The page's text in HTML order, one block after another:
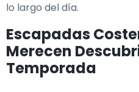
lo largo del día.
Escapadas
Merecen
Temporada